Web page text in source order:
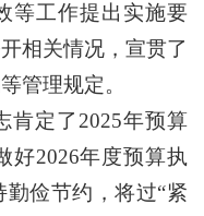
等工作提出实施要
相关情况，宣贯了
管理规定。
定了2025年预算
好2026年度预算执
俭节约，将过“紧